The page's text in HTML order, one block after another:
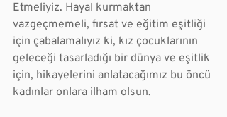
Etmeliyiz. Hayal kurmaktan
vazgeçmemeli, fırsat ve eğitim eşitliği
için çabalamalıyız ki, kız çocuklarının
geleceği tasarladığı bir dünya ve eşitlik
için, hikayelerini anlatacağımız bu öncü
kadınlar onlara ilham olsun.